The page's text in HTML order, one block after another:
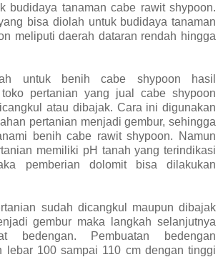
budidaya tanaman cabe rawit shypoon.
bisa diolah untuk budidaya tanaman
meliputi daerah dataran rendah hingga
untuk benih cabe shypoon hasil
pertanian yang jual cabe shypoon
atau dibajak. Cara ini digunakan
pertanian menjadi gembur, sehingga
benih cabe rawit shypoon. Namun
memiliki pH tanah yang terindikasi
pemberian dolomit bisa dilakukan
sudah dicangkul maupun dibajak
gembur maka langkah selanjutnya
bedengan. Pembuatan bedengan
lebar 100 sampai 110 cm dengan tinggi